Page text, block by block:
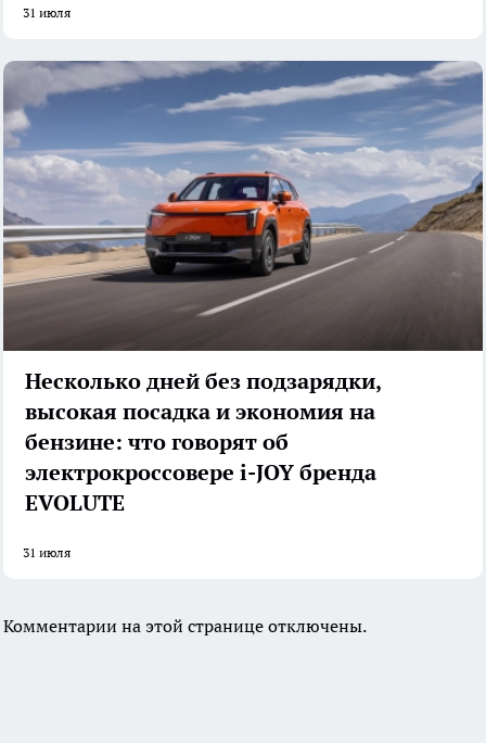
31 июля
Несколько дней без подзарядки,
высокая посадка и экономия на
бензине: что говорят об
электрокроссовере i-JOY бренда
EVOLUTE
31 июля
Комментарии на этой странице отключены.